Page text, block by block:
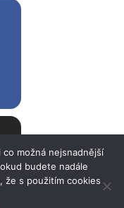
co možná nejsnadnější
budete nadále
že s použitím cookies